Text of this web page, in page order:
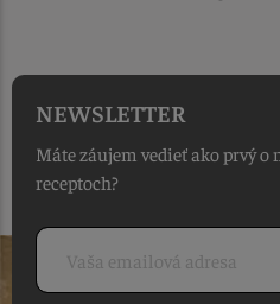
NEWSLETTER
Máte záujem vedieť ako prvý
receptoch?